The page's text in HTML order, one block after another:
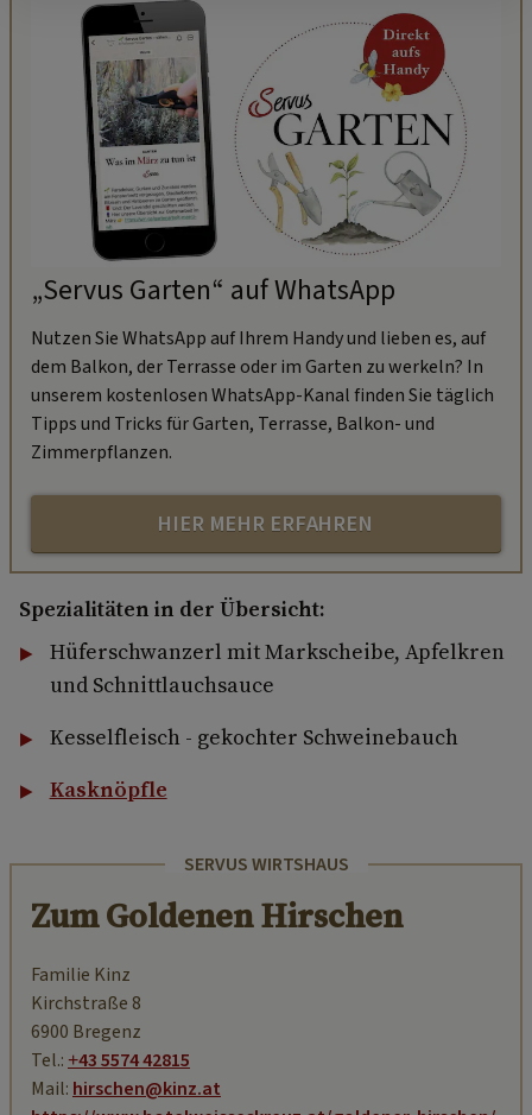
„Servus Garten“ auf WhatsApp
Nutzen Sie WhatsApp auf Ihrem Handy und lieben es, auf
dem Balkon, der Terrasse oder im Garten zu werkeln? In
unserem kostenlosen WhatsApp-Kanal finden Sie täglich
Tipps und Tricks für Garten, Terrasse, Balkon- und
Zimmerpflanzen.
HIER MEHR ERFAHREN
Spezialitäten in der Übersicht:
Hüferschwanzerl mit Markscheibe, Apfelkren
und Schnittlauchsauce
Kesselfleisch - gekochter Schweinebauch
Kasknöpfle
SERVUS WIRTSHAUS
Zum Goldenen Hirschen
Familie Kinz
Kirchstraße 8
6900 Bregenz
Tel.:+43 5574 42815
Mail: hirschen@kinz.at